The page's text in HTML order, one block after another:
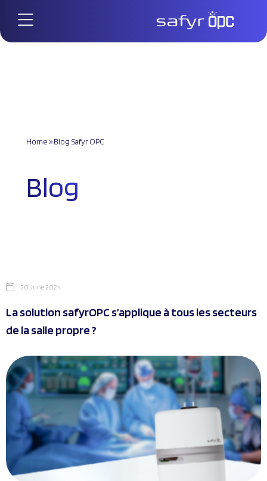
Home»Blog Safyr OPC
Blog
La solution safyrOPC s’applique à tous les secteurs
de la salle propre ?
20 June 2024